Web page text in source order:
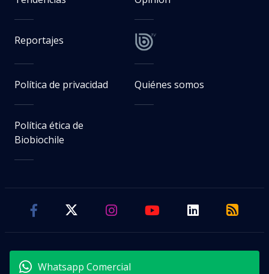
Reportajes
Política de privacidad Quiénes somos
Política ética de
Biobiochile
Whatsapp Comercial